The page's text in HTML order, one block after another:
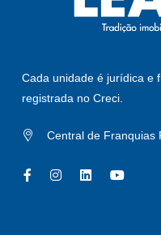
Cada unidade é jurídica e
registrada no Creci.
Central de Franquias